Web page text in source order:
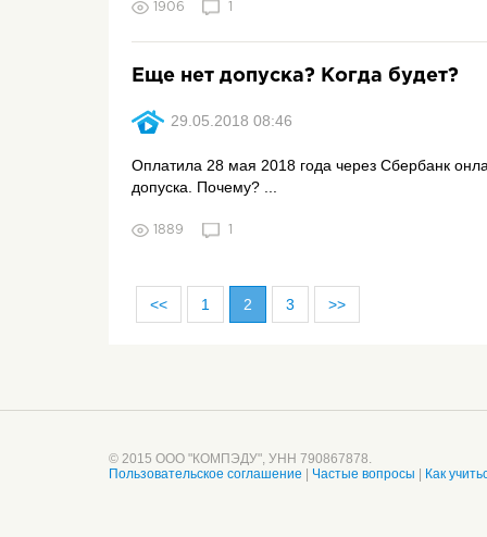
1906 1
Еще нет допуска? Когда будет?
29.05.2018 08:46
Оплатила 28 мая 2018 года через Сбербанк
допуска. Почему? ...
1889 1
<< 1 2 3 >>
© 2015 ООО "КОМПЭДУ", УНН 790867878.
Пользовательское соглашение
Частые вопросы Как